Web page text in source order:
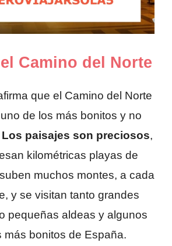
Camino del Norte
que el Camino del Norte
de los más bonitos y no
Los paisajes son preciosos,
kilométricas playas de
muchos montes, a cada
y se visitan tanto grandes
pequeñas aldeas y algunos
más bonitos de España.